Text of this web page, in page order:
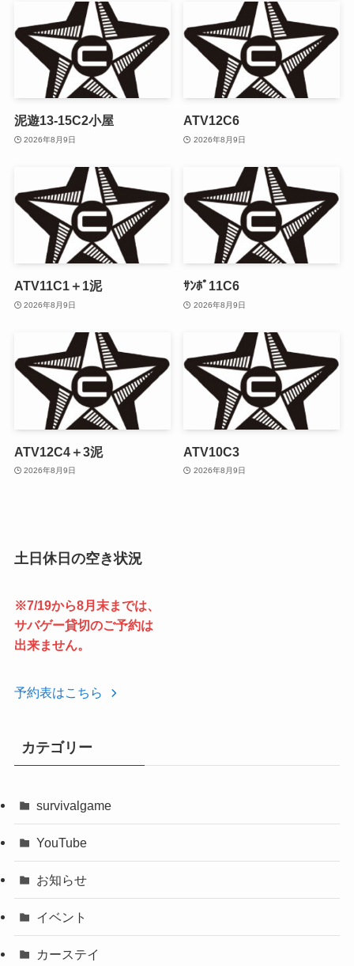
泥遊13-15C2小屋
2026年8月9日
ATV12C6
2026年8月9日
ATV11C1＋1泥
2026年8月9日
ｻﾝﾎﾟ11C6
2026年8月9日
ATV12C4＋3泥
2026年8月9日
ATV10C3
2026年8月9日
土日休日の空き状況
※7/19から8月末までは、
サバゲー貸切のご予約は
出来ません。
予約表はこちら
カテゴリー
survivalgame
YouTube
お知らせ
イベント
カーステイ